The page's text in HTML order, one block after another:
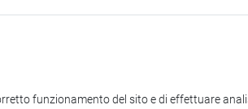
fotografia", Sansoni, Firenze, 1988
trad. it. di F. Florian, Johan &
trad. it. di G. Boni, Contrasto, Roma,
Sontag, "Sulla fotografia. Realtà e
funzionamento del sito e di effettuare